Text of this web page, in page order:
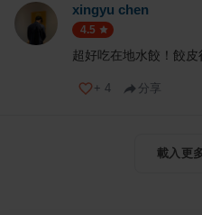
xingyu chen
4.5
超好吃在地水餃！餃皮
+ 4 分享
載入更